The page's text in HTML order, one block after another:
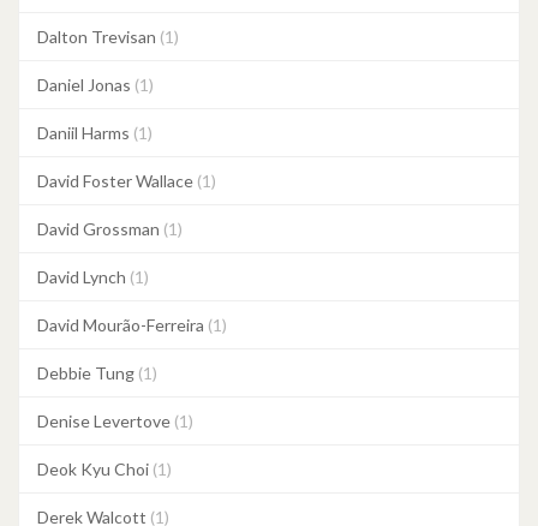
Dalton Trevisan (1)
Daniel Jonas (1)
Daniil Harms (1)
David Foster Wallace (1)
David Grossman (1)
David Lynch (1)
David Mourão-Ferreira (1)
Debbie Tung (1)
Denise Levertove (1)
Deok Kyu Choi (1)
Derek Walcott (1)